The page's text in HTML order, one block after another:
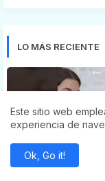
LO MÁS RECIENTE
EWTN VIDEOS YOUTUBE
Encuentro del Papa
Este sitio web
experiencia de
Ok, Go it!